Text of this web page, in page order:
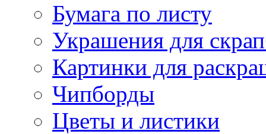
Бумага по листу
Украшения для
Картинки для
Чипборды
Цветы и листики